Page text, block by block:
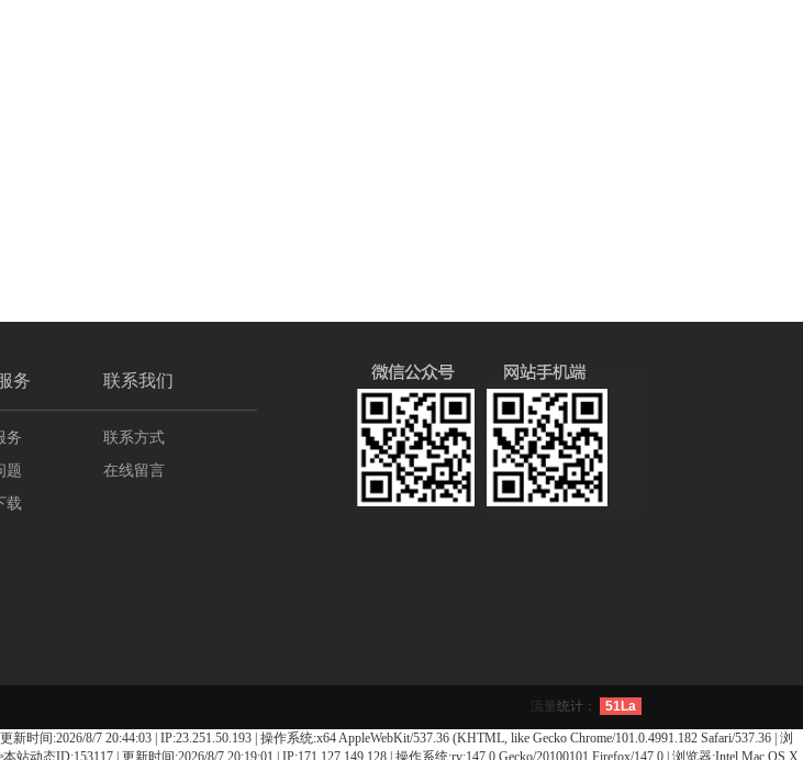
务 联系我们
务
题
载
联系方式
在线留言
流量 统计： 51La
间:2026/8/7 20:44:03 | IP:23.251.50.193 | 操作系统:x64 AppleWebKit/537.36 (KHTML, like Gecko Chrome/101.0.4991.182 Safari/537.36 | 浏
动态ID:153117 | 更新时间:2026/8/7 20:19:01 | IP:171.127.149.128 | 操作系统:rv:147.0 Gecko/20100101 Firefox/147.0 | 浏览器:Intel Mac OS X